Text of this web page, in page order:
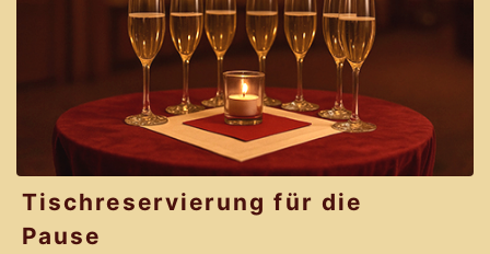
Tischreservierung für die
Pause